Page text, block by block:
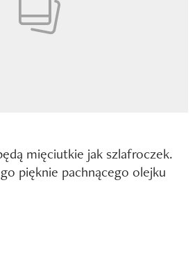
mięciutkie jak szlafroczek.
pięknie pachnącego olejku